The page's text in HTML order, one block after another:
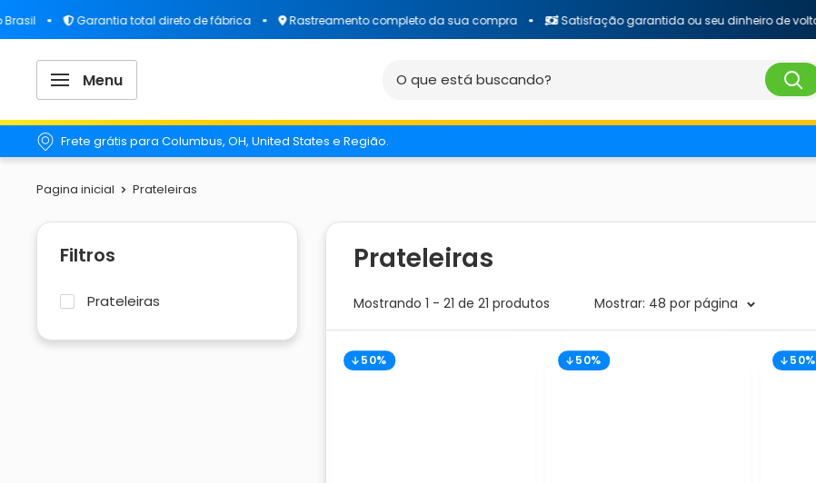
Garantia total direto de fábrica Rastreamento completo da sua compra Satisfação garantida ou seu dinheiro de volta
Menu
Frete grátis para Columbus, OH, United States e Região.
Pagina inicial Prateleiras
Filtros
Prateleiras
Prateleiras
Mostrando 1 - 21 de 21 produtos Mostrar: 48 por página
50% 50% 50%